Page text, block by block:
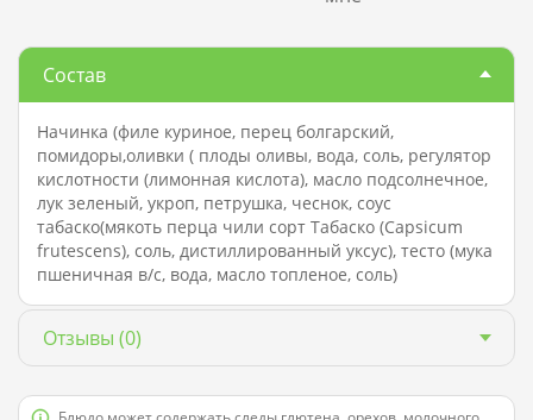
Состав
Начинка (филе куриное, перец болгарский,
помидоры,оливки ( плоды оливы, вода, соль, регулятор
кислотности (лимонная кислота), масло подсолнечное,
лук зеленый, укроп, петрушка, чеснок, соус
табаско(мякоть перца чили сорт Табаско (Capsicum
frutescens), соль, дистиллированный уксус), тесто (мука
пшеничная в/с, вода, масло топленое, соль)
Отзывы (0)